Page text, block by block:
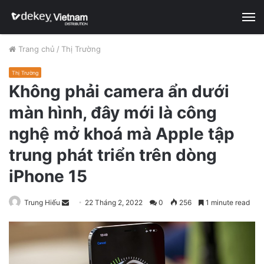
Trang chủ / Thị Trường
Thị Trường
Không phải camera ẩn dưới
màn hình, đây mới là công
nghệ mở khoá mà Apple tập
trung phát triển trên dòng
iPhone 15
Trung Hiếu
d
22 Tháng 2, 2022 0 256 1 minute read